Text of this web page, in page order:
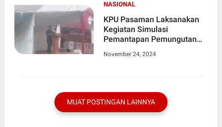
NASIONAL
KPU Pasaman Laksanakan
Kegiatan Simulasi
Pemantapan Pemungutan
November 24, 2024
MUAT POSTINGAN LAINNYA